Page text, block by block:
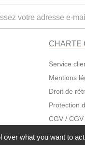
CHARTE
Service
Mentions
Droit de
Protection
CGV/ CGV
what you want to